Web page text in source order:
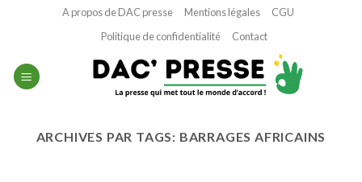
A propos de DAC presse Mentions légales
CGU
Politique de confidentialité
Contact
ARCHIVES PAR TAGS: BARRAGES AFRICAINS